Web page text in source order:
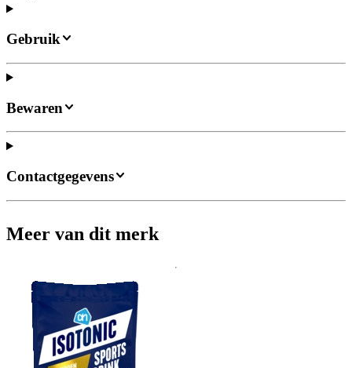
Gebruik
Bewaren
Contactgegevens
Meer van dit merk